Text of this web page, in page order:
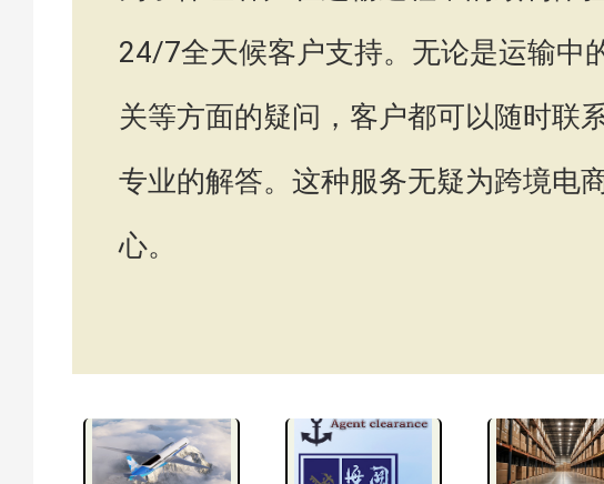
24/7全天候客户支持。无论是运输中
关等方面的疑问，客户都可以随时联
专业的解答。这种服务无疑为跨境电
心。